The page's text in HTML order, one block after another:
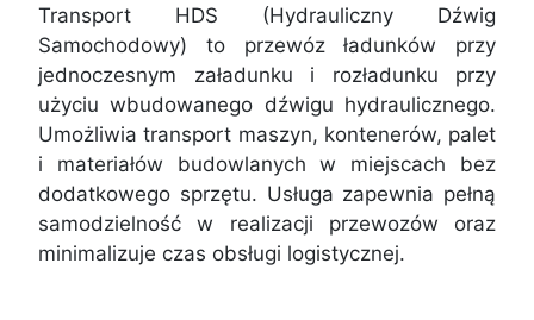
Transport HDS (Hydrauliczny Dźwig
Samochodowy) to przewóz ładunków przy
jednoczesnym załadunku i rozładunku przy
użyciu wbudowanego dźwigu hydraulicznego.
Umożliwia transport maszyn, kontenerów, palet
i materiałów budowlanych w miejscach bez
dodatkowego sprzętu. Usługa zapewnia pełną
samodzielność w realizacji przewozów oraz
minimalizuje czas obsługi logistycznej.